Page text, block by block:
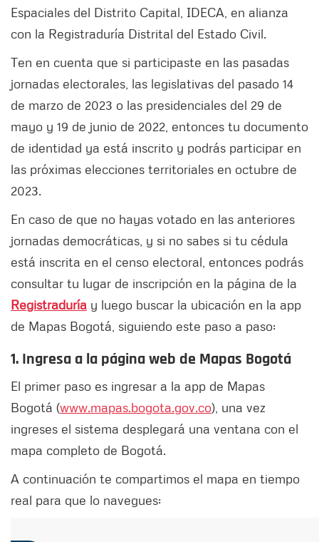
Espaciales del Distrito Capital, IDECA, en alianza
con la Registraduría Distrital del Estado Civil.
Ten en cuenta que si participaste en las pasadas
jornadas electorales, las legislativas del pasado 14
de marzo de 2023 o las presidenciales del 29 de
mayo y 19 de junio de 2022, entonces tu documento
de identidad ya está inscrito y podrás participar en
las próximas elecciones territoriales en octubre de
2023.
En caso de que no hayas votado en las anteriores
jornadas democráticas, y si no sabes si tu cédula
está inscrita en el censo electoral, entonces podrás
consultar tu lugar de inscripción en la página de la
Registraduría y luego buscar la ubicación en la app
de Mapas Bogotá, siguiendo este paso a paso:
1. Ingresa a la página web de Mapas Bogotá
El primer paso es ingresar a la app de Mapas
Bogotá (www.mapas.bogota.gov.co), una vez
ingreses el sistema desplegará una ventana con el
mapa completo de Bogotá.
A continuación te compartimos el mapa en tiempo
real para que lo navegues: